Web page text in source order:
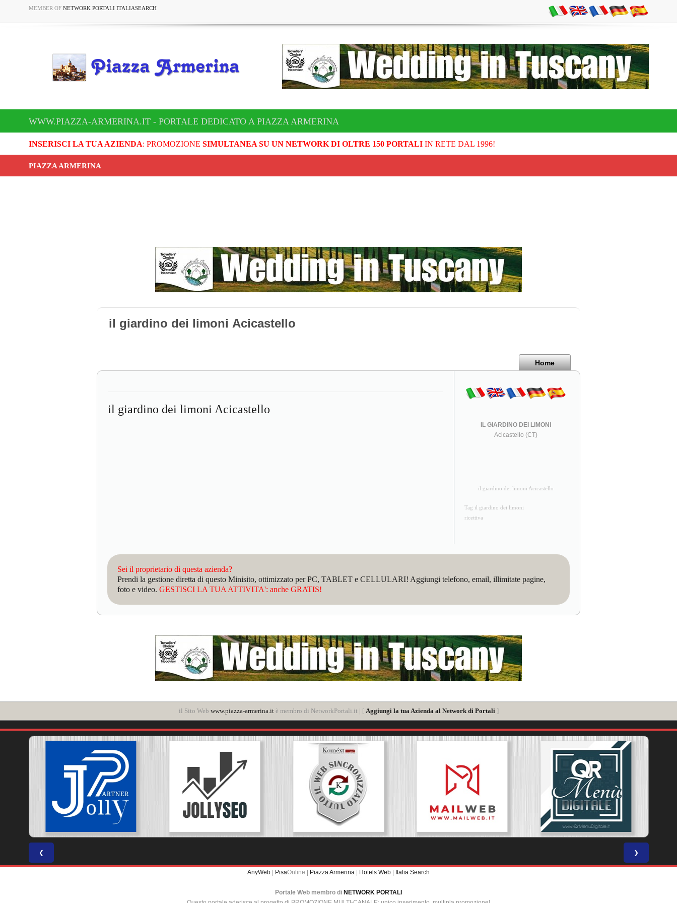
MEMBER OF NETWORK PORTALI ITALIASEARCH
WWW.PIAZZA-ARMERINA.IT - PORTALE DEDICATO A PIAZZA ARMERINA
INSERISCI LA TUA AZIENDA: PROMOZIONE SIMULTANEA SU UN NETWORK DI OLTRE 150 PORTALIIN RETE DAL 1996!
PIAZZA ARMERINA
il giardino dei limoni Acicastello
Home
il giardino dei limoni Acicastello
IL GIARDINO DEI LIMONI
Acicastello (CT)
il giardino dei limoni Acicastello
Tag il giardino dei limoni
ricettiva
Sei il proprietario di questa azienda?
Prendi la gestione diretta di questo Minisito, ottimizzato per PC, TABLET e CELLULARI! Aggiungi telefono, email, illimitate pagine,
foto e video. GESTISCI LA TUA ATTIVITA': anche GRATIS!
il Sito Web www.piazza-armerina.itè membro di NetworkPortali.it | [ Aggiungi la tua Azienda al Network di Portali ]
❮ ❯
AnyWeb | PisaOnline | Piazza Armerina | Hotels Web | Italia Search
Portale Web membro di NETWORK PORTALI